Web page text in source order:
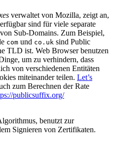
verwaltet von Mozilla, zeigt an,
sind für viele separate
Sub-Domains. Zum Beispiel,
com und co.uk sind Public
TLD ist. Web Browser benutzen
um zu verhindern, dass
von verschiedenen Entitäten
miteinander teilen. Let’s
zum Berechnen der Rate
publicsuffix.org/
benutzt zur
Signieren von Zertifikaten.